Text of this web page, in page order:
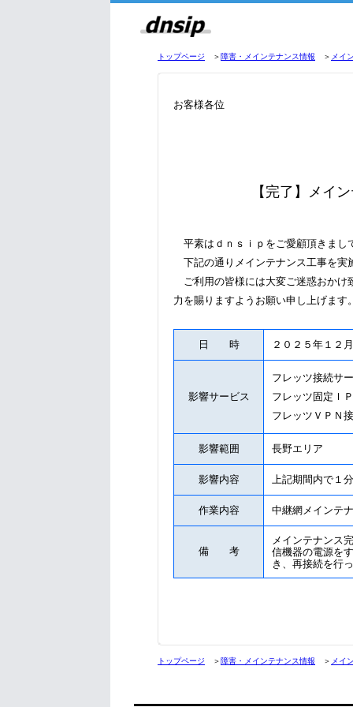
トップページ ＞障害・メインテナンス情報 ＞ メイ
お客様各位
【完了】メイ
平素はｄｎｓｉｐをご愛顧頂きまし
下記の通りメインテナンス工事を実
ご利用の皆様には大変ご迷惑おかけ
力を賜りますようお願い申し上げます
日 時 ２０２５年１
影響サービス
フレッツ接続サ
フレッツ固定Ｉ
フレッツＶＰＮ
影響範囲 長野エリア
影響内容 上記期間内で１
作業内容 中継網メインテ
備 考
メインテナンス
信機器の電源を
き、再接続を行
トップページ ＞障害・メインテナンス情報 ＞ メイ